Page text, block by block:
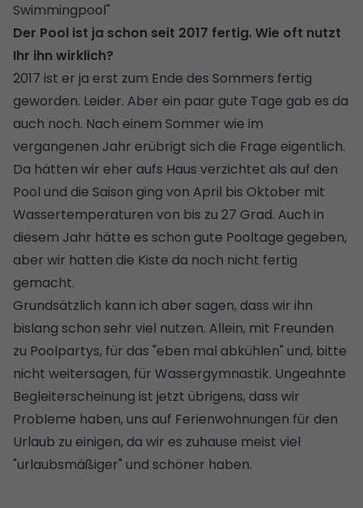
Swimmingpool"
Der Pool ist ja schon seit 2017 fertig. Wie oft nutzt
Ihr ihn wirklich?
2017 ist er ja erst zum Ende des Sommers fertig
geworden. Leider. Aber ein paar gute Tage gab es da
auch noch. Nach einem Sommer wie im
vergangenen Jahr erübrigt sich die Frage eigentlich.
Da hätten wir eher aufs Haus verzichtet als auf den
Pool und die Saison ging von April bis Oktober mit
Wassertemperaturen von bis zu 27 Grad. Auch in
diesem Jahr hätte es schon gute Pooltage gegeben,
aber wir hatten die Kiste da noch nicht fertig
gemacht.
Grundsätzlich kann ich aber sagen, dass wir ihn
bislang schon sehr viel nutzen. Allein, mit Freunden
zu Poolpartys, für das "eben mal abkühlen" und, bitte
nicht weitersagen, für Wassergymnastik. Ungeahnte
Begleiterscheinung ist jetzt übrigens, dass wir
Probleme haben, uns auf Ferienwohnungen für den
Urlaub zu einigen, da wir es zuhause meist viel
"urlaubsmäßiger" und schöner haben.